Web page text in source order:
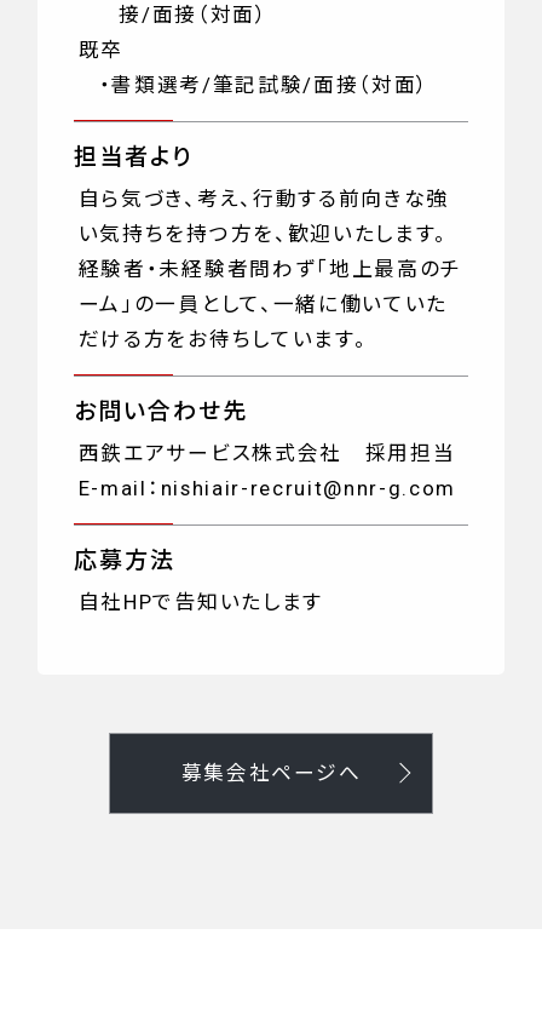
接/面接（対面）
既卒
・書類選考/筆記試験/面接（対面）
担当者より
自ら気づき、考え、行動する前向きな強
い気持ちを持つ方を、歓迎いたします。
経験者・未経験者問わず「地上最高のチ
ーム」の一員として、一緒に働いていた
だける方をお待ちしています。
お問い合わせ先
西鉄エアサービス株式会社 採用担当
E-mail： nishiair-recruit@nnr-g.com
応募方法
自社HPで告知いたします
募集会社ページへ